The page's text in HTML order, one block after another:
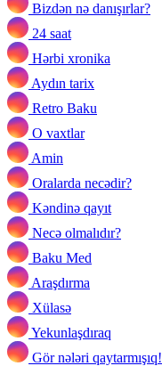
Bizdən nə danışırlar?
24 saat
Hərbi xronika
Aydın tarix
Retro Baku
O vaxtlar
Amin
Oralarda necədir?
Kəndinə qayıt
Necə olmalıdır?
Baku Med
Araşdırma
Xülasə
Yekunlaşdıraq
Gör nələri qaytarmışıq!